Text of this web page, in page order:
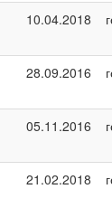
10.04.2018
28.09.2016
05.11.2016
21.02.2018